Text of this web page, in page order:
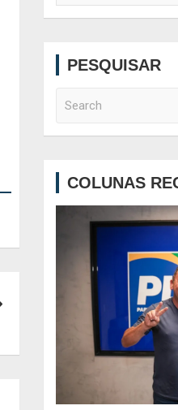
PESQUISAR
COLUNAS